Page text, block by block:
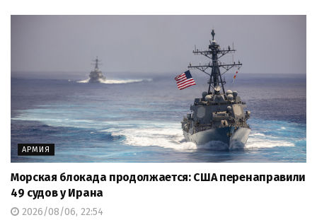
АРМИЯ
Морская блокада продолжается: США перенаправили
49 судов у Ирана
2026/08/06, 22:54